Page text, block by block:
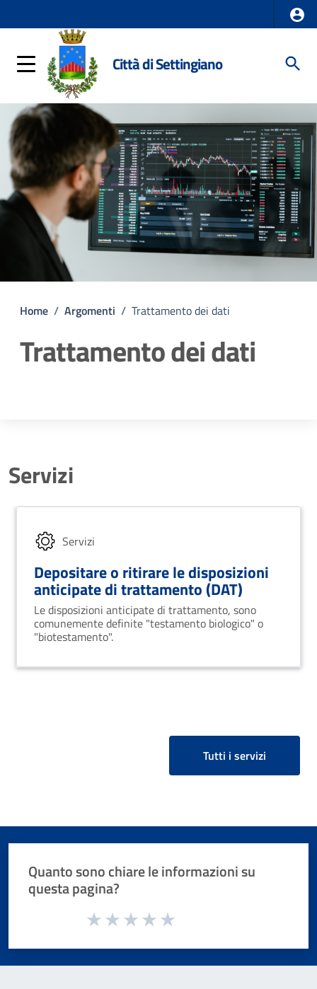
Città di Settingiano
Home / Argomenti / Trattamento dei dati
Trattamento dei dati
Servizi
Servizi
Depositare o ritirare le disposizioni
anticipate di trattamento (DAT)
Le disposizioni anticipate di trattamento, sono
comunemente definite "testamento biologico" o
"biotestamento".
Tutti i servizi
Quanto sono chiare le informazioni su
questa pagina?
Valuta da 1 a 5 stelle la pagina